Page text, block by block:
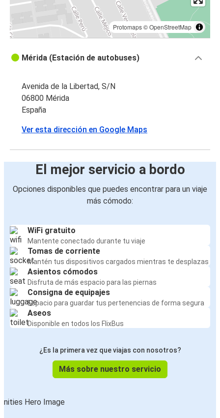
Protomaps©OpenStreetMap
Mérida (Estación de autobuses)
Avenida de la Libertad, S/N
06800 Mérida
España
Ver esta dirección en Google Maps
El mejor servicio a bordo
Opciones disponibles que puedes encontrar para un viaje
más cómodo:
WiFi gratuito
Mantente conectado durante tu viaje
Tomas de corriente
Mantén tus dispositivos cargados mientras te desplazas
Asientos cómodos
Disfruta de más espacio para las piernas
Consigna de equipajes
Espacio para guardar tus pertenencias de forma segura
Aseos
Disponible en todos los FlixBus
¿Es la primera vez que viajas con nosotros?
Más sobre nuestro servicio